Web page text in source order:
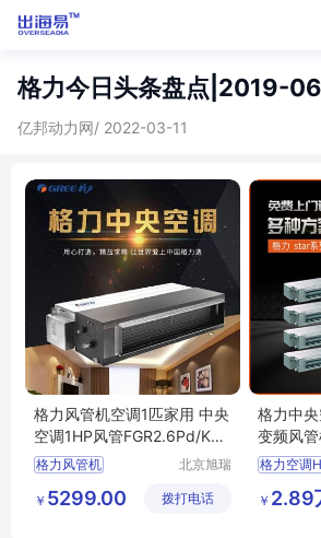
格力今日头条盘点|2019-
亿邦动力网/ 2022-03-11
格力风管机空调1匹家用 中央
空调1HP风管FGR2.6Pd/KaN
h-N3
格力风管机
格力FGR2 6Pdc1Na
北京旭瑞
备有限公
￥ 5299.00 拨打电话
格力中
变频风
P/H
格力空调
￥ 2.89